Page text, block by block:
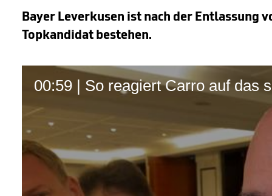
Bayer Leverkusen ist nach der Entlassung
Topkandidat bestehen.
00:59 | So reagiert Carro auf das